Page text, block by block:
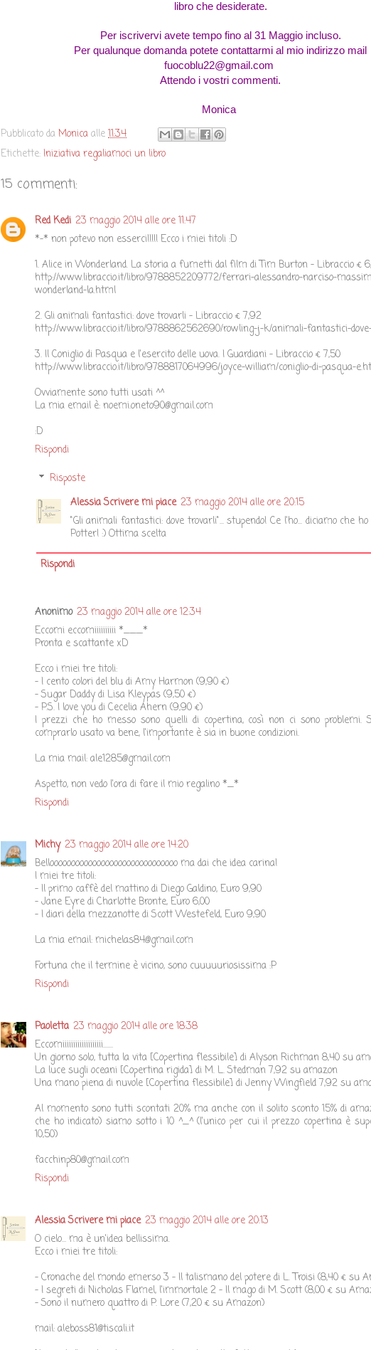
libro che desiderate.
Per iscrivervi avete tempo fino al 31 Maggio incluso.
Per qualunque domanda potete contattarmi al mio indirizzo mail
fuocoblu22@gmail.com
Attendo i vostri commenti.
Monica
Pubblicato daMonicaalle11:34
Etichette:Iniziativa regaliamoci un libro
15 commenti:
Red Kedi 23 maggio 2014 alle ore 11:47
*-* non potevo non esserci!!!!! Ecco i miei titoli :D
1. Alice in Wonderland. La storia a fumetti dal film di Tim Burton - Libraccio €
http://www.libraccio.it/libro/9788852209772/ferrari-alessandro-narciso-
wonderland-la.html
2. Gli animali fantastici: dove trovarli - Libraccio € 7,92
http://www.libraccio.it/libro/9788862562690/rowling-j-k/animali-fantastici-
3. Il Coniglio di Pasqua e l'esercito delle uova. I Guardiani - Libraccio € 7,50
http://www.libraccio.it/libro/9788817064996/joyce-william/coniglio-di-pasqua-
Ovviamente sono tutti usati ^^
La mia email è: noemi.oneto90@gmail.com
:D
Rispondi
Risposte
Alessia Scrivere mi piace 23 maggio 2014 alle ore 20:15
"Gli animali fantastici: dove trovarli"... stupendo! Ce l'ho... diciamo che
Potter! :) Ottima scelta
Rispondi
Anonimo 23 maggio 2014 alle ore 12:34
Eccomi eccomiiiiiiiiii *___*
Pronta e scattante xD
Ecco i miei tre titoli:
- I cento colori del blu di Amy Harmon (9,90 €)
- Sugar Daddy di Lisa Kleypas (9,50 €)
- P.S. I love you di Cecelia Ahern (9,90 €)
I prezzi che ho messo sono quelli di copertina, così non ci sono problemi.
comprarlo usato va bene, l'importante è sia in buone condizioni.
La mia mail: ale1285@gmail.com
Aspetto, non vedo l'ora di fare il mio regalino *_*
Rispondi
Michy 23 maggio 2014 alle ore 14:20
Belloooooooooooooooooooooooooooooo ma dai che idea carina!
I miei tre titoli:
- Il primo caffè del mattino di Diego Galdino, Euro 9,90
- Jane Eyre di Charlotte Bronte, Euro 6,00
- I diari della mezzanotte di Scott Westefeld, Euro 9,90
La mia email: michelas84@gmail.com
Fortuna che il termine è vicino, sono cuuuuuriosissima :P
Rispondi
Paoletta 23 maggio 2014 alle ore 18:38
Eccomiiiiiiiiiiiiiiiiiii.......
Un giorno solo, tutta la vita [Copertina flessibile] di Alyson Richman 8,40 su
La luce sugli oceani [Copertina rigida] di M. L. Stedman 7,92 su amazon
Una mano piena di nuvole [Copertina flessibile] di Jenny Wingfield 7,92 su
Al momento sono tutti scontati 20% ma anche con il solito sconto 15% di
che ho indicato) siamo sotto i 10 ^_^ (l'unico per cui il prezzo copertina è
10,50)
facchinp80@gmail.com
Rispondi
Alessia Scrivere mi piace 23 maggio 2014 alle ore 20:13
O cielo... ma è un'idea bellissima.
Ecco i miei tre titoli:
- Cronache del mondo emerso 3 - Il talismano del potere di L. Troisi (8,40 € su
- I segreti di Nicholas Flamel, l'immortale 2 - Il mago di M. Scott (8,00 € su
- Sono il numero quattro di P. Lore (7,20 € su Amazon)
mail: aleboss81@tiscali.it